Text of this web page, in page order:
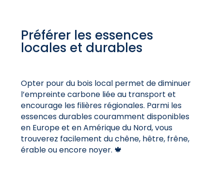
Préférer les essences
locales et durables
Opter pour du bois local permet de diminuer
l’empreinte carbone liée au transport et
encourage les filières régionales. Parmi les
essences durables couramment disponibles
en Europe et en Amérique du Nord, vous
trouverez facilement du chêne, hêtre, frêne,
érable ou encore noyer. 🍁